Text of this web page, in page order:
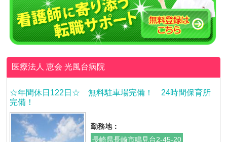
医療法人 恵会光風台病院
☆年間休日122日☆ 無料駐車場完備！ 24時間保育所
完備！
勤務地：
長崎県長崎市鳴見台2-45-20